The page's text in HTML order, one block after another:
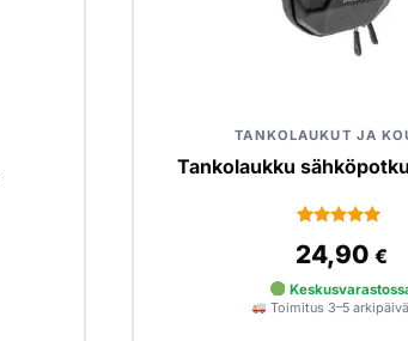
TANKOLAUKUT JA
Tankolaukku
5
5:stä
perustuen
asiakkaan
arvotukseen.
24,90 €
Toimitus 3–5